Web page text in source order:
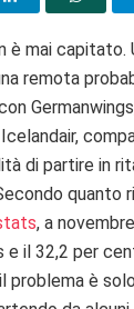
è mai capitato.
remota
di partire in
quanto
, a
e il 32,2 per
problema è